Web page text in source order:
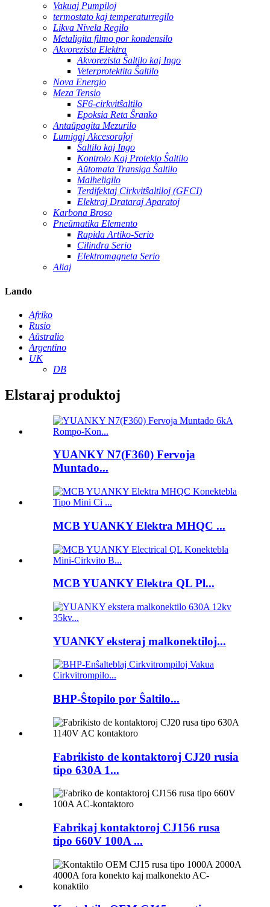
Vakuaj Pumpiloj
termostato kaj temperaturregilo
Likva Nivela Regilo
Metaligita filmo por kondensilo
Akvorezista Elektra
Akvorezista Ŝaltilo kaj Ingo
Veterprotektita Ŝaltilo
Nova Energio
Meza Tensio
SF6-cirkvitŝaltilo
Epoksia Reta Ŝranko
Antaŭpagita Mezurilo
Lumigaj Akcesoraĵoj
Ŝaltilo kaj Ingo
Kontrolo Kaj Protekto Ŝaltilo
Aŭtomata Transiga Ŝaltilo
Malheligilo
Terdifektaj Cirkvitŝaltiloj (GFCI)
Elektraj Drataraj Aparatoj
Karbona Broso
Pneŭmatika Elemento
Rapida Artiko-Serio
Cilindra Serio
Elektromagneta Serio
Aliaj
Lando
Afriko
Rusio
Aŭstralio
Argentino
UK
DB
Elstaraj produktoj
YUANKY N7(F360) Fervoja
Muntado...
MCB YUANKY Elektra MHQC ...
MCB YUANKY Elektra QL Pl...
YUANKY eksteraj malkonektiloj...
BHP-Ŝtopilo por Ŝaltilo...
Fabrikisto de kontaktoroj CJ20 rusia
tipo 630A 1...
Fabrikaj kontaktoroj CJ156 rusa
tipo 660V 100A ...